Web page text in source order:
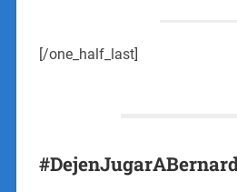
[/one_half_last]